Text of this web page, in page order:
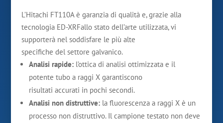
L’Hitachi FT110A è garanzia di qualità e, grazie alla
tecnologia ED-XRFallo stato dell’arte utilizzata, vi
supporterà nel soddisfare le più alte
specifiche del settore galvanico.
Analisi rapide:l’ottica di analisi ottimizzata e il
potente tubo a raggi X garantiscono
risultati accurati in pochi secondi.
Analisi non distruttive: la fluorescenza a raggi X è un
processo non distruttivo. Il campione testato non deve